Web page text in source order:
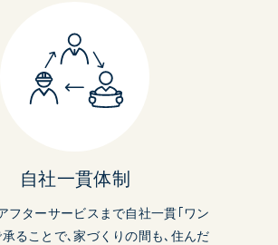
自社一貫体制
フターサービスまで自社一貫｢ワン
ることで､家づくりの間も､住んだ